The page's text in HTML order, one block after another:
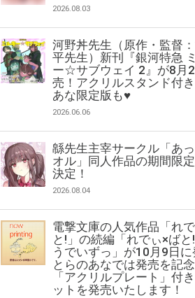
2026.08.03
河野丼先生（原作・監督
平先生）新刊『銀河特急
ー☆サブウェイ 2』が8月
売！アクリルスタンド付
あな限定版も♥
2026.06.06
緜先生主宰サークル「あ
オル」同人作品の期間限
決定！
2026.08.04
電撃文庫の人気作品「れ
と!」の続編「れでぃ×ばと
うでいずっ」が10月9日に
とらのあなでは発売を記
「アクリルプレート」付
ットを発売いたします！